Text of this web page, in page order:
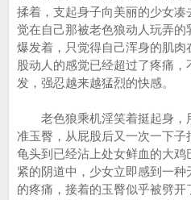
揉着，支起身子向美丽的少女
觉在自己那被老色狼动人玩弄
爆发着，只觉得自己浑身的肌
股动人的感觉已经超过了疼痛
发，强忍越来越猛烈的快感。
老色狼乘机淫笑着挺起身，
准玉臀，从屁股后又一次一下
龟头到已经沾上处女鲜血的大
紧的阴道中，少女立即感到一
的疼痛，接着的玉臀似乎被劈